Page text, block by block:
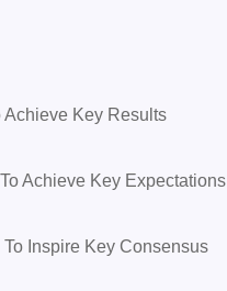
Key Results
Achieve Key Expectations
Inspire Key Consensus